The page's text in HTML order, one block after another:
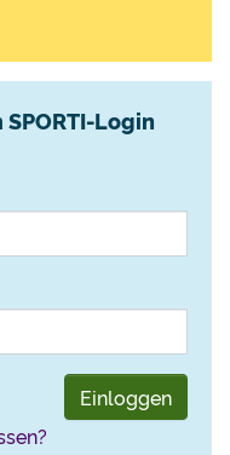
Login
Einloggen